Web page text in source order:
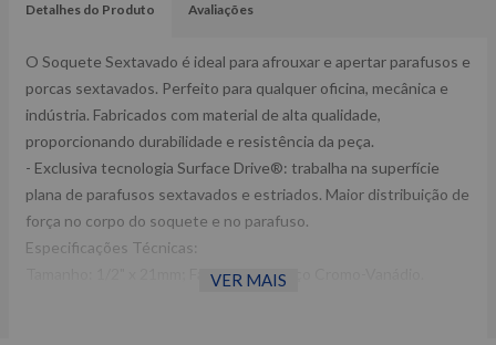
Detalhes do Produto Avaliações
O Soquete Sextavado é ideal para afrouxar e apertar parafusos e
porcas sextavados. Perfeito para qualquer oficina, mecânica e
indústria. Fabricados com material de alta qualidade,
proporcionando durabilidade e resistência da peça.
- Exclusiva tecnologia Surface Drive®: trabalha na superfície
plana de parafusos sextavados e estriados. Maior distribuição de
força no corpo do soquete e no parafuso.
Especificações Técnicas:
Tamanho: 1/2" x 21mm; Fabricado em Aço Cromo-Vanádio.
VER MAIS